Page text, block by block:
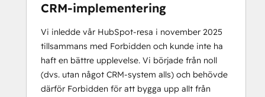
CRM-implementering
Vi inledde vår HubSpot-resa i november 2025
tillsammans med Forbidden och kunde inte ha
haft en bättre upplevelse. Vi började från noll
(dvs. utan något CRM-system alls) och behövde
därför Forbidden för att bygga upp allt från